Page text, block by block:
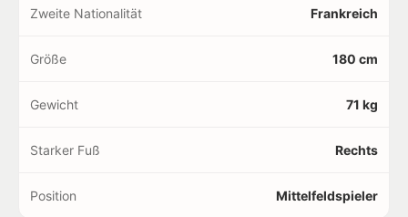
Zweite Nationalität Frankreich
Größe 180 cm
Gewicht 71 kg
Starker Fuß Rechts
Position Mittelfeldspieler